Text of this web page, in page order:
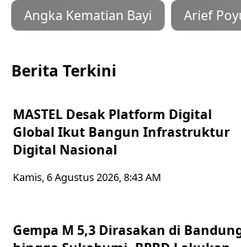
Angka Kematian Bayi Arief
Berita Terkini
MASTEL Desak Platform Digital
Global Ikut Bangun Infrastruktur
Digital Nasional
Kamis, 6 Agustus 2026, 8:43 AM
Gempa M 5,3 Dirasakan di